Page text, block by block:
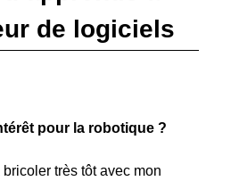
de logiciels
pour la robotique ?
bricoler très tôt avec mon